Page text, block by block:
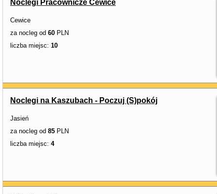
Noclegi Pracownicze Cewice
Cewice
za nocleg od 60 PLN
liczba miejsc: 10
Noclegi na Kaszubach - Poczuj (S)pokój
Jasień
za nocleg od 85 PLN
liczba miejsc: 4